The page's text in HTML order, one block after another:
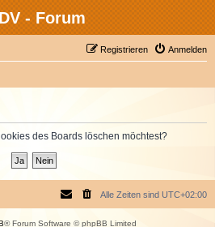
- Forum
Anmelden
Registrieren
des Boards löschen möchtest?
Alle Zeiten sind UTC+02:00
® Forum Software © phpBB Limited